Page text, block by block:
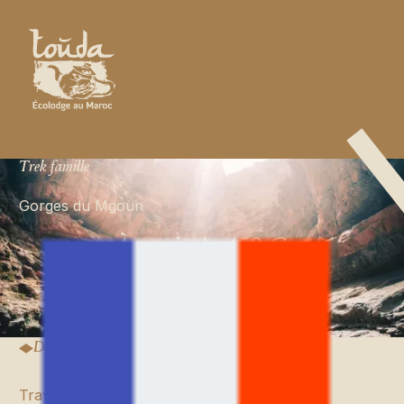
Trek famille
Gorges du Mgoun
À partir de 450 €
Reserver ce voyage
Détails du voyage
Traversée des Gorges du M’Goun : un trek